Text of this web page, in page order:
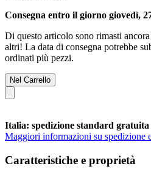
Consegna entro il giorno giovedì,
Di questo articolo sono rimasti
altri! La data di consegna potrebbe
ordinati più pezzi.
Nel Carrello
Italia: spedizione standard gratuita
Maggiori informazioni su spedizione
Caratteristiche e proprietà